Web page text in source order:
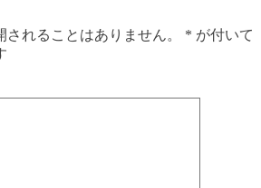
されることはありません。 * が付いて